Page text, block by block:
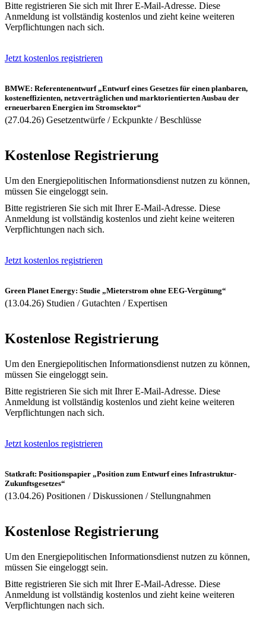
Bitte registrieren Sie sich mit Ihrer E-Mail-Adresse. Diese
Anmeldung ist vollständig kostenlos und zieht keine weiteren
Verpflichtungen nach sich.
Jetzt kostenlos registrieren
BMWE: Referentenentwurf „Entwurf eines Gesetzes für einen planbaren,
kosteneffizienten, netzverträglichen und marktorientierten Ausbau der
erneuerbaren Energien im Stromsektor“
(27.04.26) Gesetzentwürfe / Eckpunkte / Beschlüsse
Kostenlose Registrierung
Um den Energiepolitischen Informationsdienst nutzen zu können,
müssen Sie eingeloggt sein.
Bitte registrieren Sie sich mit Ihrer E-Mail-Adresse. Diese
Anmeldung ist vollständig kostenlos und zieht keine weiteren
Verpflichtungen nach sich.
Jetzt kostenlos registrieren
Green Planet Energy: Studie „Mieterstrom ohne EEG-Vergütung“
(13.04.26) Studien / Gutachten / Expertisen
Kostenlose Registrierung
Um den Energiepolitischen Informationsdienst nutzen zu können,
müssen Sie eingeloggt sein.
Bitte registrieren Sie sich mit Ihrer E-Mail-Adresse. Diese
Anmeldung ist vollständig kostenlos und zieht keine weiteren
Verpflichtungen nach sich.
Jetzt kostenlos registrieren
Statkraft: Positionspapier „Position zum Entwurf eines Infrastruktur-
Zukunftsgesetzes“
(13.04.26) Positionen / Diskussionen / Stellungnahmen
Kostenlose Registrierung
Um den Energiepolitischen Informationsdienst nutzen zu können,
müssen Sie eingeloggt sein.
Bitte registrieren Sie sich mit Ihrer E-Mail-Adresse. Diese
Anmeldung ist vollständig kostenlos und zieht keine weiteren
Verpflichtungen nach sich.